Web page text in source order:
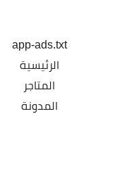
app-ads.txt
الرئيسية
المتاجر
المدونة